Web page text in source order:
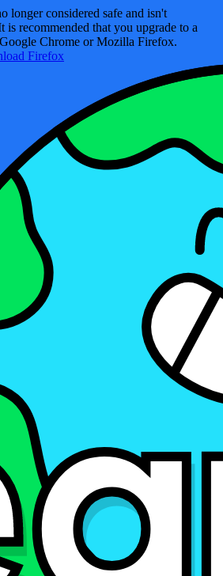
longer considered safe and isn't
recommended that you upgrade to a
Chrome or Mozilla Firefox.
Firefox